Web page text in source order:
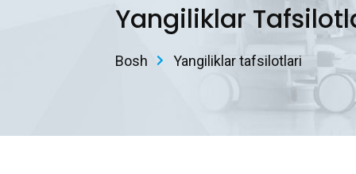
Yangiliklar
Bosh Yangiliklar tafsilotlari